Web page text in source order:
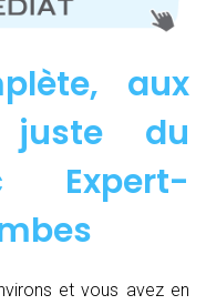
aux
du
Expert-
et vous avez en